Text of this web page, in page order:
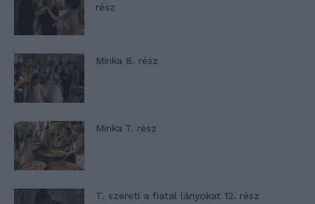
rész
Minka 8. rész
Minka 7. rész
T. szereti a fiatal lányokat 12. rész